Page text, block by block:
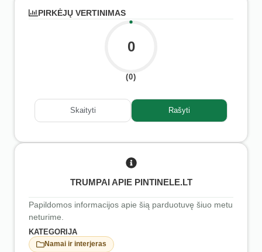
PIRKĖJŲ VERTINIMAS
0
(0)
Skaityti Rašyti
TRUMPAI APIE PINTINELE.LT
Papildomos informacijos apie šią parduotuvę šiuo metu
neturime.
KATEGORIJA
Namai ir interjeras